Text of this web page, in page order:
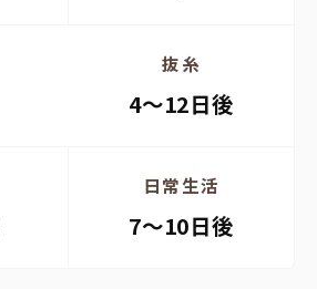
抜糸
4〜12日後
日常生活
7〜10日後